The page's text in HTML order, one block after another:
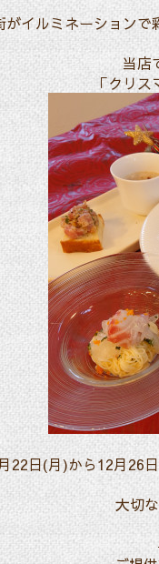
がイルミネーションで
当店
「クリス
22日(月)から12月26
大切